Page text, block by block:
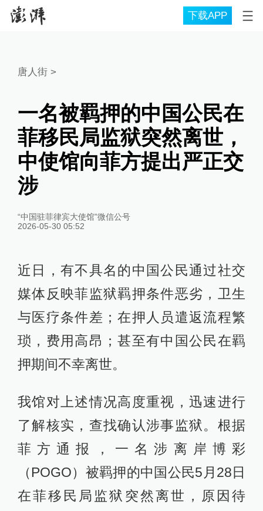
下载APP
唐人街>
一名被羁押的中国公民在
菲移民局监狱突然离世，
中使馆向菲方提出严正交
涉
“中国驻菲律宾大使馆”微信公号
2026-05-30 05:52
近日，有不具名的中国公民通过社交
媒体反映菲监狱羁押条件恶劣，卫生
与医疗条件差；在押人员遣返流程繁
琐，费用高昂；甚至有中国公民在羁
押期间不幸离世。
我馆对上述情况高度重视，迅速进行
了解核实，查找确认涉事监狱。根据
菲方通报，一名涉离岸博彩
（POGO）被羁押的中国公民5月28日
在菲移民局监狱突然离世，原因待